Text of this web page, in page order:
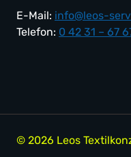
E-Mail: info@leos-
Telefon: 0 42 31 – 67
© 2026 Leos